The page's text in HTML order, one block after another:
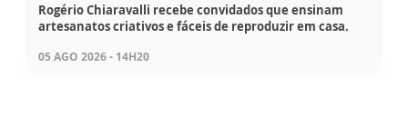
Rogério Chiaravalli recebe convidados que ensinam
artesanatos criativos e fáceis de reproduzir em casa.
05 AGO 2026 - 14H20